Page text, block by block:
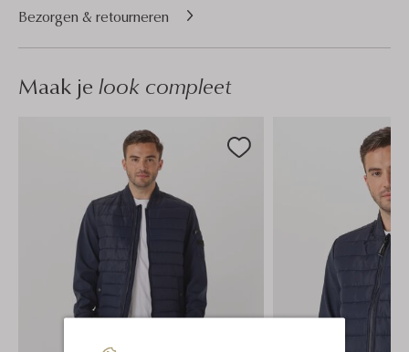
Bezorgen & retourneren
Maak je look compleet